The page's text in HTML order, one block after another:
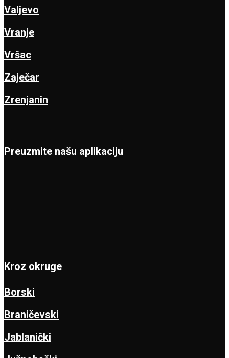
Valjevo
Vranje
Vršac
Zaječar
Zrenjanin
Preuzmite našu aplikaciju
Kroz okruge
Borski
Braničevski
Jablanički